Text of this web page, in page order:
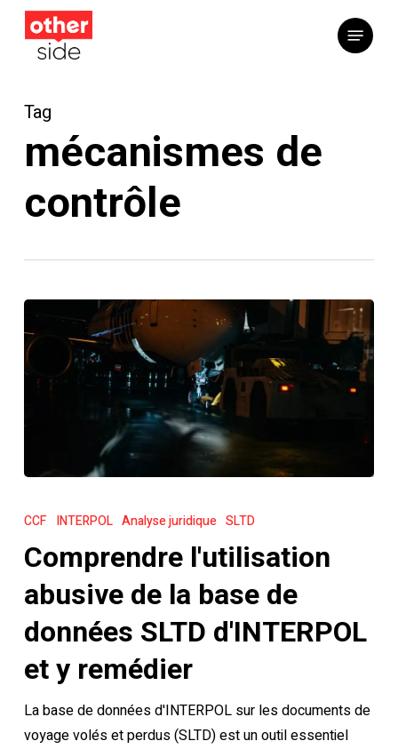
Skip
Menu
Tag
mécanismes de
contrôle
l'utilisation
de
la
de
données
d'INTERPOL
et
CCF INTERPOL Analyse juridique SLTD
Comprendre l'utilisation
abusive de la base de
données SLTD d'INTERPOL
et y remédier
La base de données d'INTERPOL sur les documents de
voyage volés et perdus (SLTD) est un outil essentiel